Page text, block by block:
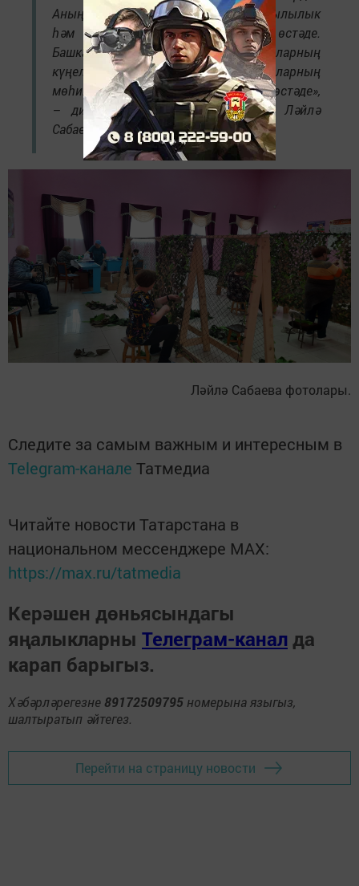
Аның җырлары мәдәният йортына җылылык
һәм бәйрәм атмосферасы өстәде.
Башкарылган җырлар хатын-кызларның
күңелләренә тирән тәэсир итеп, аларның
мөһим хезмәтләренә аерым бер дәрт өстәде»,
– ди мәдәният йорты җитәкчесе Ләйлә
Сабаева.
Ләйлә Сабаева фотолары.
Следите за самым важным и интересным в
Telegram-канале Татмедиа
Читайте новости Татарстана в
национальном мессенджере MАХ:
https://max.ru/tatmedia
Керәшен дөньясындагы
яңалыкларны Телеграм-канал да
карап барыгыз.
Хәбәрләрегезне 89172509795 номерына языгыз,
шалтыратып әйтегез.
Перейти на страницу новости